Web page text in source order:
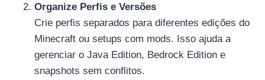
Organize Perfis e Versões
Crie perfis separados para diferentes edições do
Minecraft ou setups com mods. Isso ajuda a
gerenciar o Java Edition, Bedrock Edition e
snapshots sem conflitos.